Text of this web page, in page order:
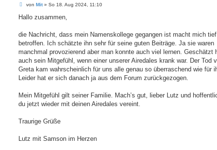
B
i
a
von Mit» So 18. Aug 2024, 11:10
Hallo zusammen,
die Nachricht, dass mein Namenskollege gegangen ist macht mich tief
betroffen. Ich schätzte ihn sehr für seine guten Beiträge. Ja sie waren
manchmal provozierend aber man konnte auch viel lernen. Geschätzt
auch sein Mitgefühl, wenn einer unserer Airedales krank war. Der Tod
Greta kam wahrscheinlich für uns alle genau so überraschend wie für
Leider hat er sich danach ja aus dem Forum zurückgezogen.
Mein Mitgefühl gilt seiner Familie. Mach’s gut, lieber Lutz und
du jetzt wieder mit deinen Airedales vereint.
Traurige Grüße
Lutz mit Samson im Herzen